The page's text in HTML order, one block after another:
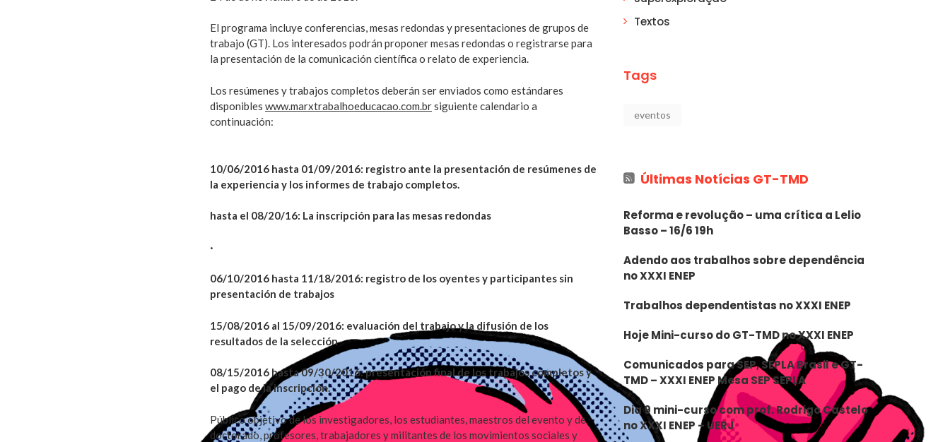
El programa incluye conferencias, mesas redondas y presentaciones de grupos de
trabajo (GT). Los interesados podrán proponer mesas redondas o registrarse para
la presentación de la comunicación científica o relato de experiencia.
Los resúmenes y trabajos completos deberán ser enviados como estándares
disponibles www.marxtrabalhoeducacao.com.brsiguiente calendario a
continuación:
10/06/2016 hasta 01/09/2016: registro ante la presentación de resúmenes de
la experiencia y los informes de trabajo completos.
hasta el 08/20/16: La inscripción para las mesas redondas
·
06/10/2016 hasta 11/18/2016: registro de los oyentes y participantes sin
presentación de trabajos
15/08/2016 al 15/09/2016: evaluación del trabajo y la difusión de los
resultados de la selección
08/15/2016 hasta 09/30/2016: presentación final de los trabajos completos y
el pago de la inscripción.
Público objetivo de los investigadores, los estudiantes, maestros del evento y de
doctorado, profesores, trabajadores y militantes de los movimientos sociales y
Textos
Tags
eventos
Últimas Notícias GT-TMD
Reforma e revolução – uma crítica a Lelio
Basso – 16/6 19h
Adendo aos trabalhos sobre dependência
no XXXI ENEP
Trabalhos dependentistas no XXXI ENEP
Hoje Mini-curso do GT-TMD no XXXI ENEP
Comunicados para SEP, SEPLA Brasil e GT-
TMD – XXXI ENEP Mesa SEP SEPLA
Dia 9 mini-curso com prof. Rodrigo Castelo
no XXXI ENEP – UERJ